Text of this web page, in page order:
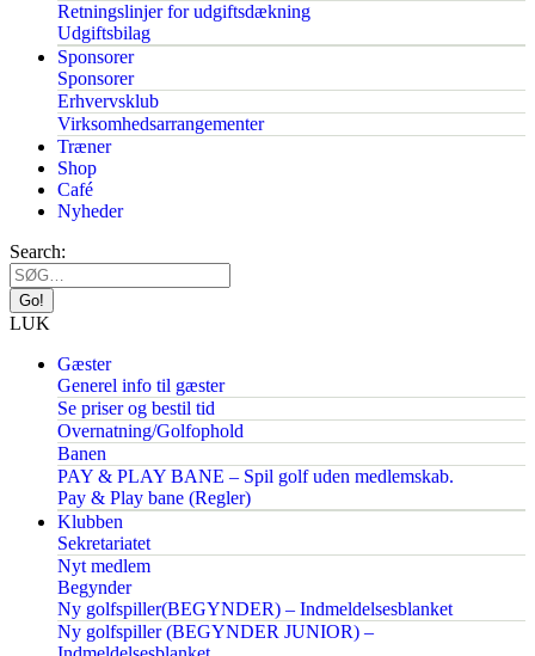
Retningslinjer for udgiftsdækning
Udgiftsbilag
Sponsorer
Sponsorer
Erhvervsklub
Virksomhedsarrangementer
Træner
Shop
Café
Nyheder
Search:
LUK
Gæster
Generel info til gæster
Se priser og bestil tid
Overnatning/Golfophold
Banen
PAY & PLAY BANE – Spil golf uden medlemskab.
Pay & Play bane (Regler)
Klubben
Sekretariatet
Nyt medlem
Begynder
Ny golfspiller(BEGYNDER) – Indmeldelsesblanket
Ny golfspiller (BEGYNDER JUNIOR) –